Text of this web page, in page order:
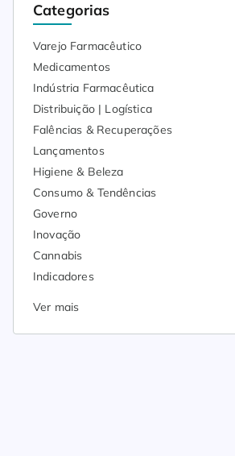
Categorias
Varejo Farmacêutico
Medicamentos
Indústria Farmacêutica
Distribuição | Logística
Falências & Recuperações
Lançamentos
Higiene & Beleza
Consumo & Tendências
Governo
Inovação
Cannabis
Indicadores
Ver mais